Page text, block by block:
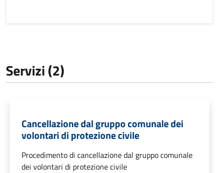
Servizi (2)
Cancellazione dal gruppo comunale dei
volontari di protezione civile
Procedimento di cancellazione dal gruppo comunale
dei volontari di protezione civile